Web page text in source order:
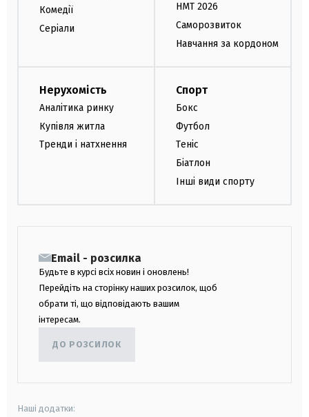
Комедії
Серіали
НМТ 2026
Саморозвиток
Навчання за кордоном
Нерухомість
Аналітика ринку
Купівля житла
Тренди і натхнення
Спорт
Бокс
Футбол
Теніс
Біатлон
Інші види спорту
Email - розсилка
Будьте в курсі всіх новин і оновлень!
Перейдіть на сторінку наших розсилок, щоб
обрати ті, що відповідають вашим
інтересам.
ДО РОЗСИЛОК
Наші додатки: